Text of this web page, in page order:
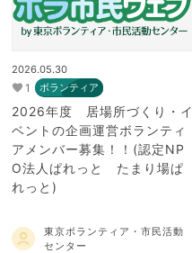
2026.05.30
1 ボランティア
2026年度 居場所づくり・イ
ベントの企画運営ボランティ
アメンバー募集！！(認定NP
O法人ぱれっと たまり場ぱ
れっと)
東京ボランティア・市民活動
センター